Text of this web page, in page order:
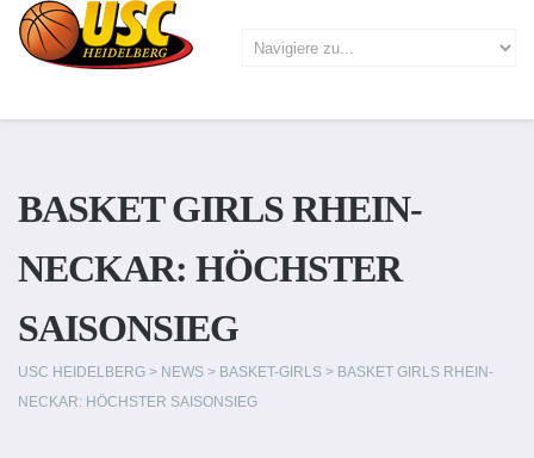
BASKET GIRLS RHEIN-
NECKAR: HÖCHSTER
SAISONSIEG
USC HEIDELBERG > NEWS > BASKET-GIRLS > BASKET GIRLS RHEIN-
NECKAR: HÖCHSTER SAISONSIEG